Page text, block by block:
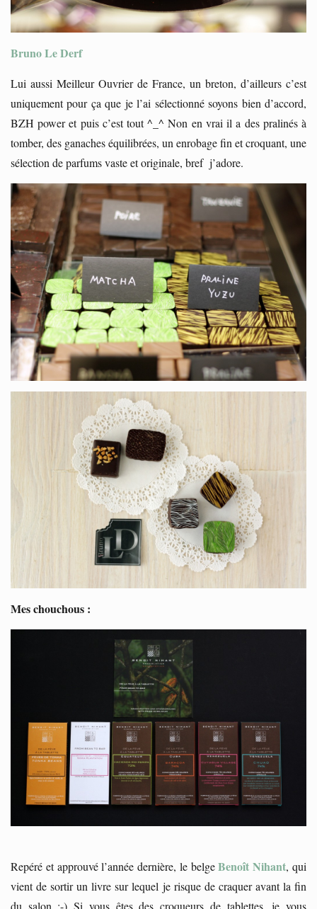
Bruno Le Derf
Lui aussi Meilleur Ouvrier de France, un breton, d’ailleurs c’est
uniquement pour ça que je l’ai sélectionné soyons bien d’accord,
BZH power et puis c’est tout ^_^ Non en vrai il a des pralinés à
tomber, des ganaches équilibrées, un enrobage fin et croquant, une
sélection de parfums vaste et originale, bref j’adore.
Mes chouchous :
Repéré et approuvé l’année dernière, le belgeBenoît Nihant, qui
vient de sortir un livre sur lequel je risque de craquer avant la fin